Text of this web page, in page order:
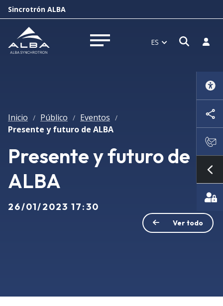
Sincrotrón ALBA
Abrir menú ES Abrir
Inicio / Público / Eventos /
Presente y futuro de ALBA
Presente y futuro de
ALBA
26/01/2023 17:30
Ver todo